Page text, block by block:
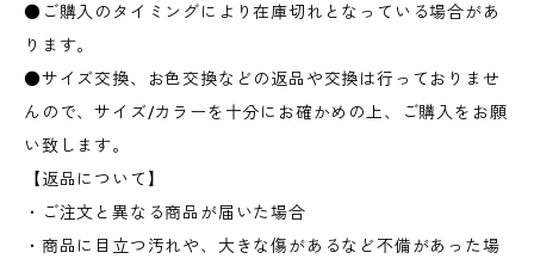
●ご購入のタイミングにより在庫切れとなっている場合があ
ります。
●サイズ交換、お色交換などの返品や交換は行っておりませ
んので、サイズ/カラーを十分にお確かめの上、ご購入をお願
い致します。
【返品について】
・ご注文と異なる商品が届いた場合
・商品に目立つ汚れや、大きな傷があるなど不備があった場